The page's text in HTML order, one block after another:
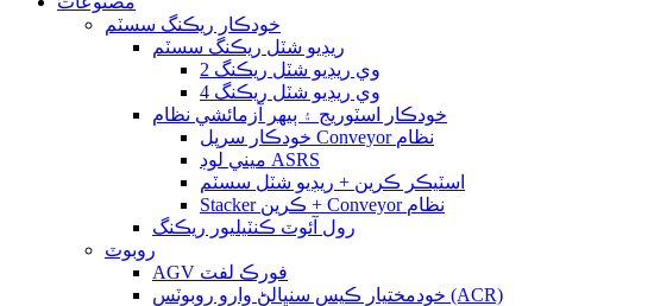
خودڪار ريڪنگ سسٽم
ريڊيو شٽل ريڪنگ سسٽم
2 وي ريڊيو شٽل ريڪنگ
4 وي ريڊيو شٽل ريڪنگ
خودڪار اسٽوريج ۽ ٻيهر آزمائشي نظام
خودڪار سرپل Conveyor نظام
ميني لوڊ ASRS
اسٽيڪر ڪرين + ريڊيو شٽل سسٽم
Stacker ڪرين + Conveyor نظام
رول آئوٽ ڪنٽيليور ريڪنگ
روبوٽ
AGV فورڪ لفٽ
خودمختيار ڪيس سنڀالڻ وارو روبوٽس (ACR)